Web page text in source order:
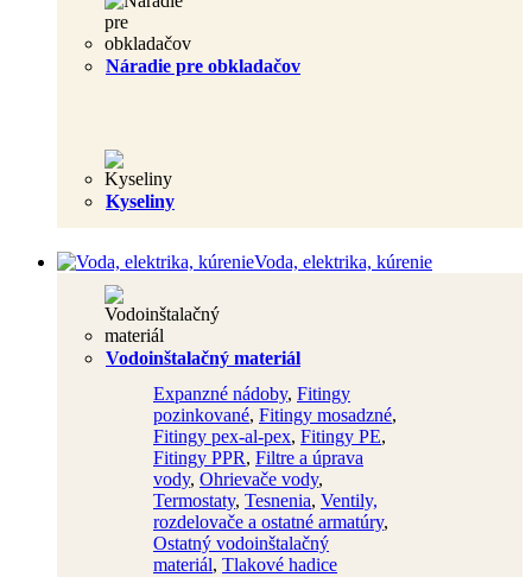
Náradie pre obkladačov
Kyseliny
Voda, elektrika, kúrenie
Vodoinštalačný materiál
Expanzné nádoby, Fitingy
pozinkované, Fitingy mosadzné,
Fitingy pex-al-pex, Fitingy PE,
Fitingy PPR, Filtre a úprava
vody, Ohrievače vody,
Termostaty, Tesnenia, Ventily,
rozdelovače a ostatné armatúry,
Ostatný vodoinštalačný
materiál, Tlakové hadice